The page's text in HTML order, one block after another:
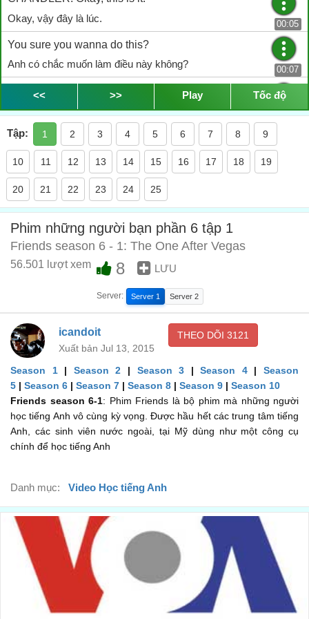
Okay, vậy đây là lúc.
00:05
You sure you wanna do this?
Anh có chắc muốn làm điều này không?
00:07
No-sub
No-sub
00:10
Hello, Mrs. Ross. Woo-hoo!
Hello, Mrs. Ross.
Well, hello, Mr. Rachel.
Well, hello, Mr. Rachel.
00:15
No-sub
No-sub
- Whoa! - Oh, my God.
Whoa! Oh, my God!
Come on, Pheebs, hurry! Hurry, hurry, hurry.
Nhanh nào, Phoebe, nhanh nào!
PHOEBE: Okay! Okay!
Okay! Okay!
Oh, my God! Is everybody getting married?
Oh, my God! Mọi người đều đi cưới nhau à?
00:35
Hey, don't you give me any of your... Hey!
Hey, bà đừng có mà.. Hey!
- Hi. - Hey!
Hi. Hey!
00:46
What are you doing here?
<< >> Play Tốc độ
Tập: 1 2 3 4 5 6 7 8 9
10 11 12 13 14 15 16 17 18 19
20 21 22 23 24 25
Phim những người bạn phần 6 tập 1
Friends season 6 - 1: The One After Vegas
56.501 lượt xem 8 LƯU
Server: Server 1 Server 2
icandoit
Xuất bản Jul 13, 2015
THEO DÕI 3121
Season 1| Season 2 | Season 3 |Season 4|Season
5 | Season 6 | Season 7 | Season 8 | Season 9 | Season 10
Friends season 6-1: Phim Friends là bộ phim mà những người
học tiếng Anh vô cùng kỳ vọng. Được hầu hết các trung tâm tiếng
Anh, các sinh viên nước ngoài, tại Mỹ dùng như một công cụ
chính để học tiếng Anh
Danh mục: Video Học tiếng Anh